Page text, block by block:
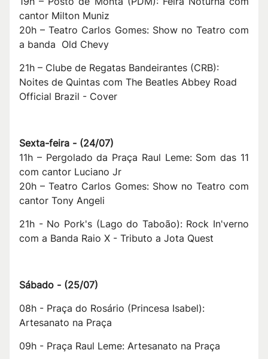
cantor Milton Muniz
20h – Teatro Carlos Gomes: Show no Teatro com
a banda Old Chevy
21h – Clube de Regatas Bandeirantes (CRB):
Noites de Quintas com The Beatles Abbey Road
Official Brazil - Cover
Sexta-feira - (24/07)
11h – Pergolado da Praça Raul Leme: Som das 11
com cantor Luciano Jr
20h – Teatro Carlos Gomes: Show no Teatro com
cantor Tony Angeli
21h - No Pork's (Lago do Taboão): Rock In'verno
com a Banda Raio X - Tributo a Jota Quest
Sábado - (25/07)
08h - Praça do Rosário (Princesa Isabel):
Artesanato na Praça
09h - Praça Raul Leme: Artesanato na Praça